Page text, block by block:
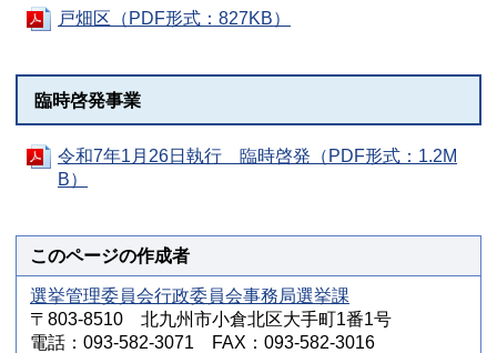
戸畑区（PDF形式：827KB）
臨時啓発事業
令和7年1月26日執行 臨時啓発（PDF形式：1.2M
B）
このページの作成者
選挙管理委員会行政委員会事務局選挙課
〒803-8510 北九州市小倉北区大手町1番1号
電話：093-582-3071 FAX：093-582-3016